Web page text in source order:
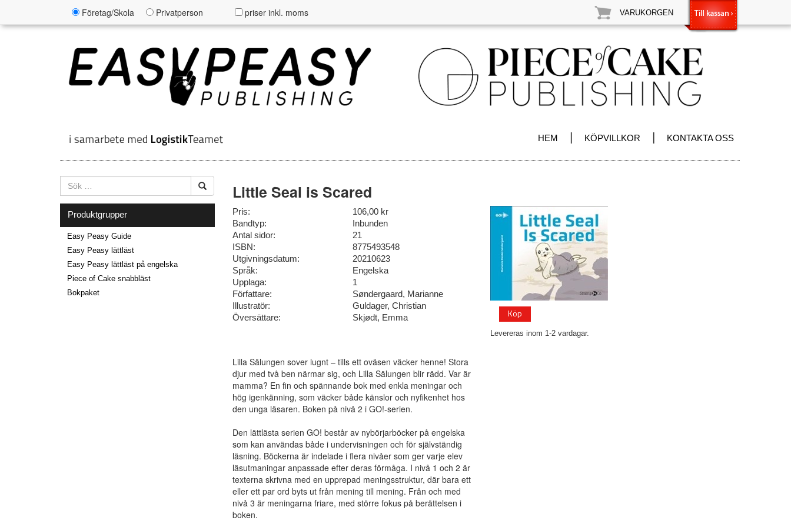
Företag/Skola Privatperson priser inkl. moms VARUKORGEN
HEM | KÖPVILLKOR | KONTAKTA OSS
Produktgrupper
Easy Peasy Guide
Easy Peasy lättläst
Easy Peasy lättläst på engelska
Piece of Cake snabbläst
Bokpaket
Little Seal is Scared
Köp
Levereras inom 1-2 vardagar.
Pris:
106,00 kr
Bandtyp:
Inbunden
Antal sidor:
21
ISBN:
8775493548
Utgivningsdatum:
20210623
Språk:
Engelska
Upplaga:
1
Författare:
Søndergaard, Marianne
Illustratör:
Guldager, Christian
Översättare:
Skjødt, Emma
Lilla Sälungen sover lugnt – tills ett oväsen väcker henne! Stora
djur med två ben närmar sig, och Lilla Sälungen blir rädd. Var är
mamma? En fin och spännande bok med enkla meningar och
hög igenkänning, som väcker både känslor och nyfikenhet hos
den unga läsaren. Boken på nivå 2 i GO!-serien.
Den lättlästa serien GO! består av nybörjarböcker på engelska
som kan användas både i undervisningen och för självständig
läsning. Böckerna är indelade i flera nivåer som ger varje elev
läsutmaningar anpassade efter deras förmåga. I nivå 1 och 2 är
texterna skrivna med en upprepad meningsstruktur, där bara ett
eller ett par ord byts ut från mening till mening. Från och med
nivå 3 är meningarna friare, med större fokus på berättelsen i
boken.